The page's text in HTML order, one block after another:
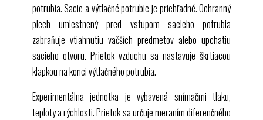
potrubia. Sacie a výtlačné potrubie je priehľadné. Ochranný
plech umiestnený pred vstupom sacieho potrubia
zabraňuje vtiahnutiu väčších predmetov alebo upchatiu
sacieho otvoru. Prietok vzduchu sa nastavuje škrtiacou
klapkou na konci výtlačného potrubia.
Experimentálna jednotka je vybavená snímačmi tlaku,
teploty a rýchlosti. Prietok sa určuje meraním diferenčného